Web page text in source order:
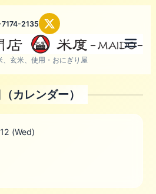
2135
、玄米、使用・おにぎり屋
カレンダー）
(Wed)